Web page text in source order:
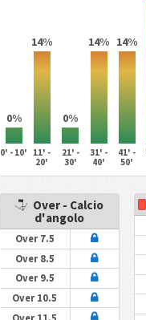
0%
14%
0%
14% 14%
0' - 10'
11' -
20'
21' -
30'
31' -
40'
41' -
50'
Over - Calcio
d'angolo
Over 7.5
Over 8.5
Over 9.5
Over 10.5